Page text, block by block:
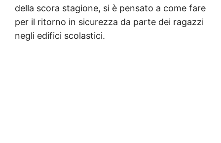
della scora stagione, si è pensato a come fare
per il ritorno in sicurezza da parte dei ragazzi
negli edifici scolastici.